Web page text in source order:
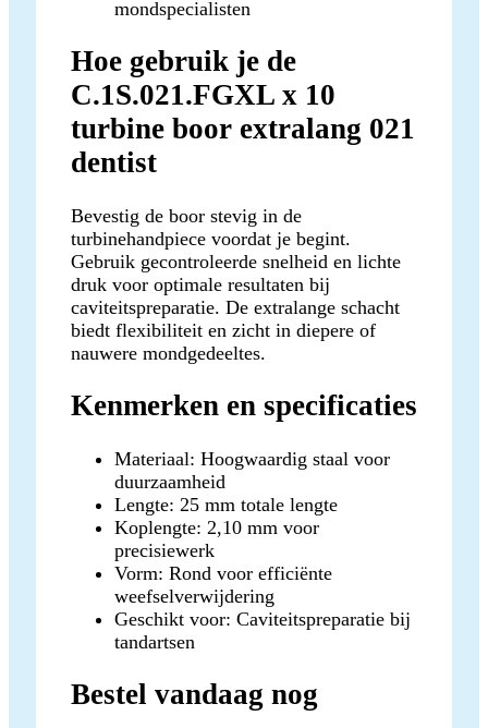
mondspecialisten
Hoe gebruik je de
C.1S.021.FGXL x 10
turbine boor extralang 021
dentist
Bevestig de boor stevig in de
turbinehandpiece voordat je begint.
Gebruik gecontroleerde snelheid en lichte
druk voor optimale resultaten bij
caviteitspreparatie. De extralange schacht
biedt flexibiliteit en zicht in diepere of
nauwere mondgedeeltes.
Kenmerken en specificaties
Materiaal: Hoogwaardig staal voor
duurzaamheid
Lengte: 25 mm totale lengte
Koplengte: 2,10 mm voor
precisiewerk
Vorm: Rond voor efficiënte
weefselverwijdering
Geschikt voor: Caviteitspreparatie bij
tandartsen
Bestel vandaag nog